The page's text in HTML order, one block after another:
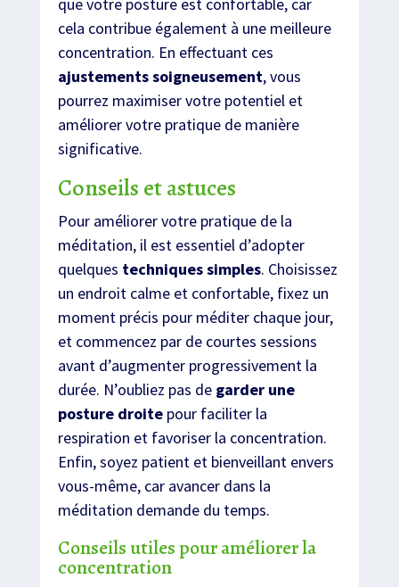
que votre posture est confortable, car
cela contribue également à une meilleure
concentration. En effectuant ces
ajustements soigneusement, vous
pourrez maximiser votre potentiel et
améliorer votre pratique de manière
significative.
Conseils et astuces
Pour améliorer votre pratique de la
méditation, il est essentiel d’adopter
quelques techniques simples. Choisissez
un endroit calme et confortable, fixez un
moment précis pour méditer chaque jour,
et commencez par de courtes sessions
avant d’augmenter progressivement la
durée. N’oubliez pas de garder une
posture droitepour faciliter la
respiration et favoriser la concentration.
Enfin, soyez patient et bienveillant envers
vous-même, car avancer dans la
méditation demande du temps.
Conseils utiles pour améliorer la
concentration